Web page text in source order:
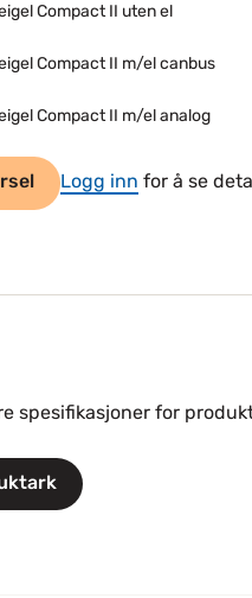
Compact II uten el
Compact II m/el canbus
Compact II m/el analog
Logg inn for å se
spesifikasjoner for